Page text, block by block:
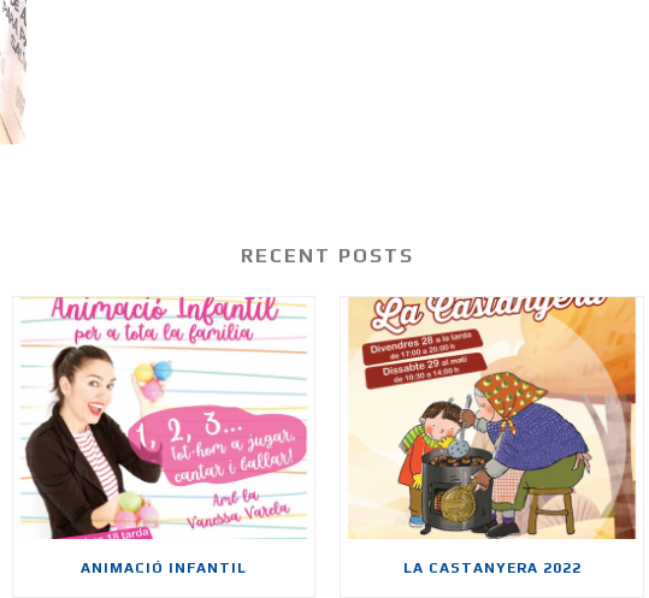
RECENT POSTS
ANIMACIÓ INFANTIL LA CASTANYERA 2022